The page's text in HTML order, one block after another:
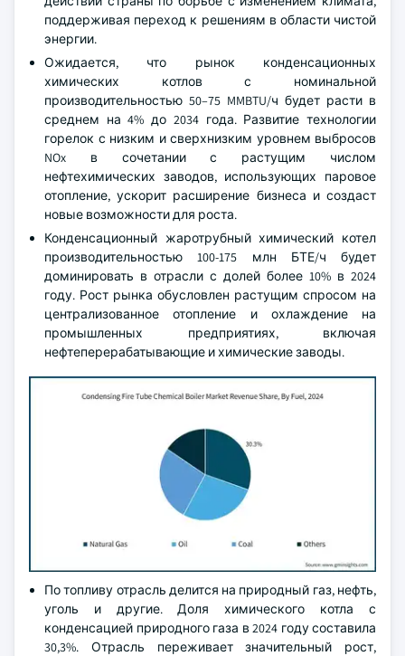
поддерживая переход к решениям в области чистой
энергии.
Ожидается, что рынок конденсационных
химических котлов с номинальной
производительностью 50–75 MMBTU/ч будет расти в
среднем на 4% до 2034 года. Развитие технологии
горелок с низким и сверхнизким уровнем выбросов
NOx в сочетании с растущим числом
нефтехимических заводов, использующих паровое
отопление, ускорит расширение бизнеса и создаст
новые возможности для роста.
Конденсационный жаротрубный химический котел
производительностью 100-175 млн БТЕ/ч будет
доминировать в отрасли с долей более 10% в 2024
году. Рост рынка обусловлен растущим спросом на
централизованное отопление и охлаждение на
промышленных предприятиях, включая
нефтеперерабатывающие и химические заводы.
По топливу отрасль делится на природный газ, нефть,
уголь и другие. Доля химического котла с
конденсацией природного газа в 2024 году составила
30,3%. Отрасль переживает значительный рост,